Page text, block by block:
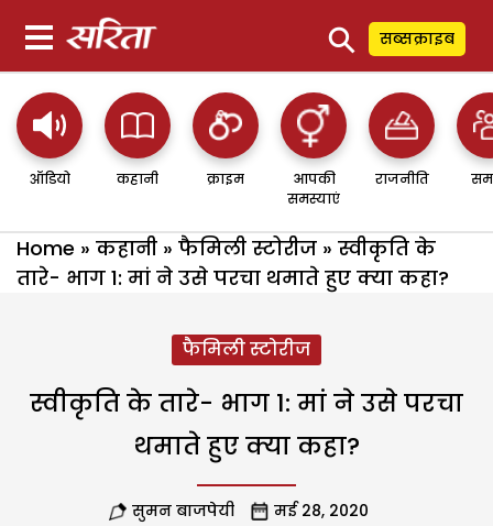
⚲ सब्सक्राइब
ऑडियो कहानी क्राइम
आपकी
समस्याएं
राजनीति
Home » कहानी » फैमिली स्टोरीज » स्वीकृति के
तारे- भाग 1: मां ने उसे परचा थमाते हुए क्या कहा?
फैमिली स्टोरीज
स्वीकृति के तारे- भाग 1: मां ने उसे परचा
थमाते हुए क्या कहा?
सुमन बाजपेयी मई 28, 2020